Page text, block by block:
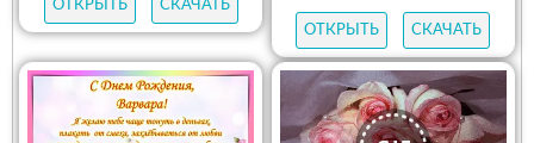
ОТКРЫТЬ
СКАЧАТЬ
ОТКРЫТЬ
СКАЧАТЬ